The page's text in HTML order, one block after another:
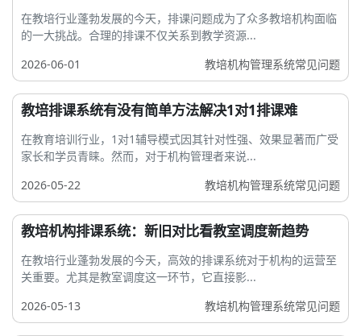
在教培行业蓬勃发展的今天，排课问题成为了众多教培机构面临
的一大挑战。合理的排课不仅关系到教学资源...
2026-06-01
教培机构管理系统常见问题
教培排课系统有没有简单方法解决1对1排课难
在教育培训行业，1对1辅导模式因其针对性强、效果显著而广受
家长和学员青睐。然而，对于机构管理者来说...
2026-05-22
教培机构管理系统常见问题
教培机构排课系统：新旧对比看教室调度新趋势
在教培行业蓬勃发展的今天，高效的排课系统对于机构的运营至
关重要。尤其是教室调度这一环节，它直接影...
2026-05-13
教培机构管理系统常见问题